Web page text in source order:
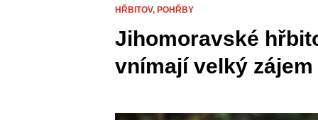
HŘBITOV, POHŘBY
Jihomoravské
vnímají velký